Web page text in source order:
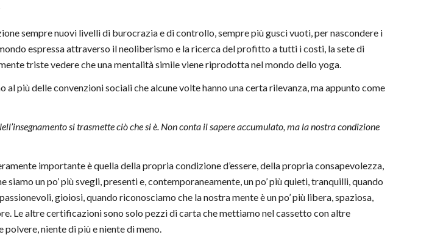
sempre nuovi livelli di burocrazia e di controllo, sempre più gusci vuoti, per nascondere i
espressa attraverso il neoliberismo e la ricerca del profitto a tutti i costi, la sete di
triste vedere che una mentalità simile viene riprodotta nel mondo dello yoga.
al più delle convenzioni sociali che alcune volte hanno una certa rilevanza, ma appunto come
si trasmette ciò che si è. Non conta il sapere accumulato, ma la nostra condizione
importante è quella della propria condizione d’essere, della propria consapevolezza,
un po’ più svegli, presenti e, contemporaneamente, un po’ più quieti, tranquilli, quando
gioiosi, quando riconosciamo che la nostra mente è un po’ più libera, spaziosa,
Le altre certificazioni sono solo pezzi di carta che mettiamo nel cassetto con altre
niente di più e niente di meno.